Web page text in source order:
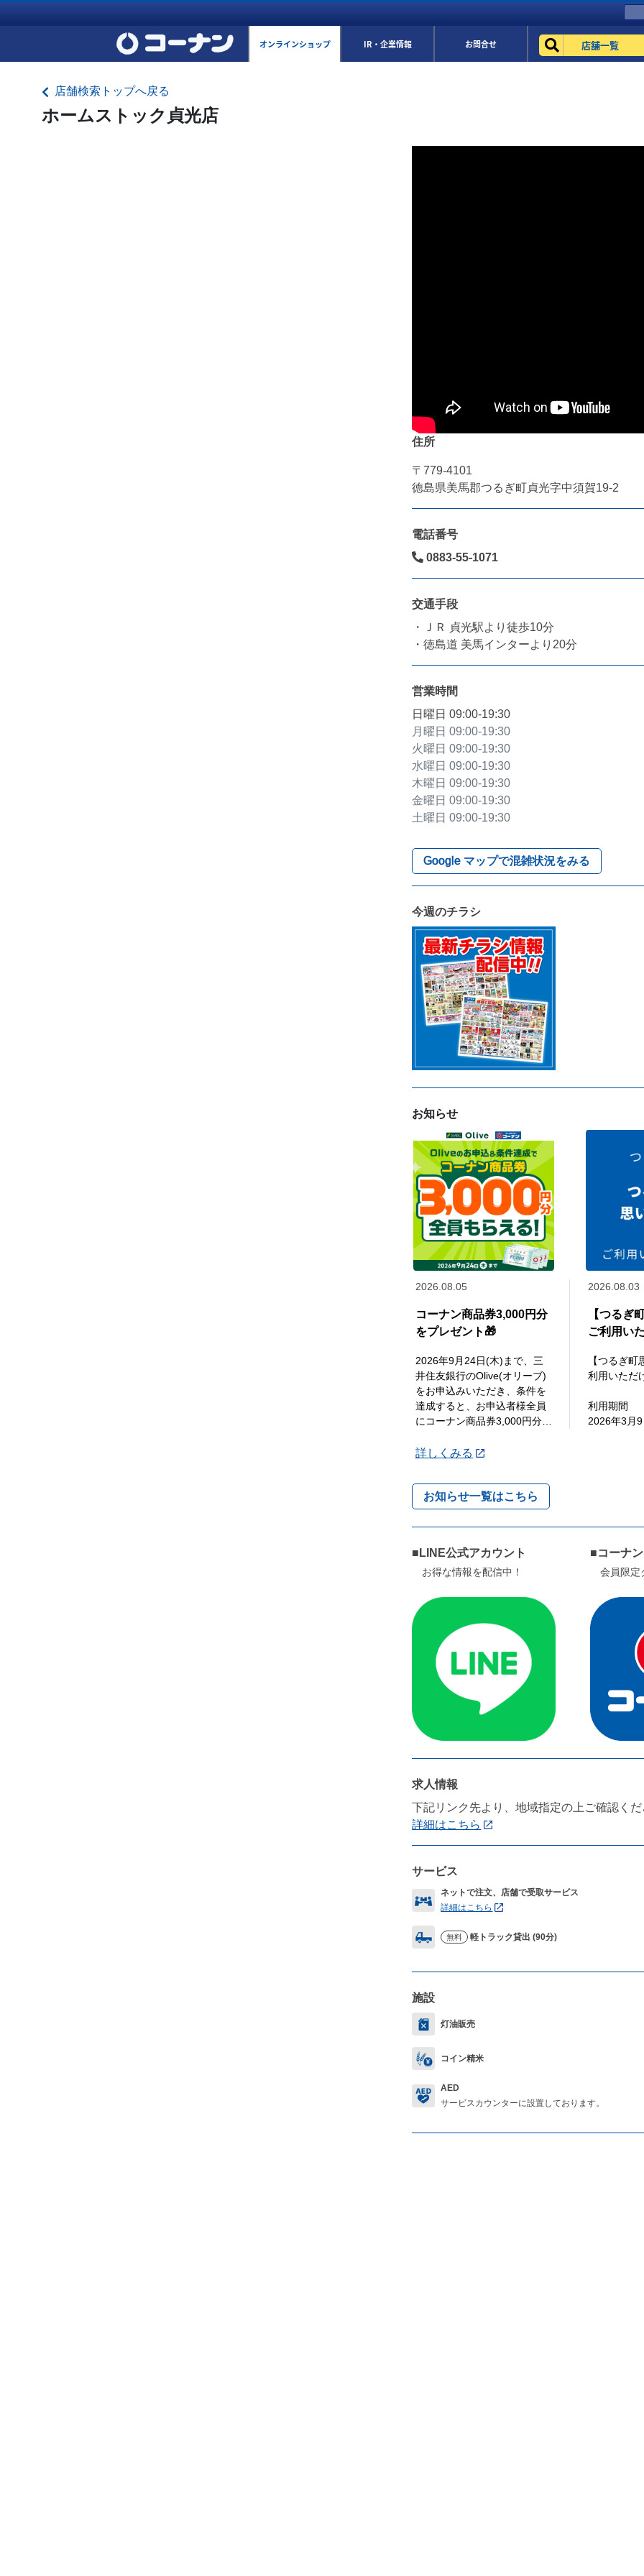
オンラインショップ IR・企業情報 お問合せ 店舗一覧
店舗検索トップへ戻る
ホームストック貞光店
住所
〒779-4101
徳島県美馬郡つるぎ町貞光字中須賀19-2
電話番号
0883-55-1071
交通手段
・ＪＲ 貞光駅より徒歩10分
・徳島道 美馬インターより20分
営業時間
日曜日09:00-19:30
月曜日09:00-19:30
火曜日09:00-19:30
水曜日09:00-19:30
木曜日09:00-19:30
金曜日09:00-19:30
土曜日09:00-19:30
Google マップで混雑状況をみる
今週のチラシ
お知らせ
2026.08.05
コーナン商品券3,000円分
をプレゼント🎁
2026年9月24日(木)まで、三
井住友銀行のOlive(オリーブ)
をお申込みいただき、条件を
達成すると、お申込者様全員
にコーナン商品券3,000円分を
...
詳しくみる
2026.08.03
【つるぎ
ご利用い
【つるぎ
利用いただ
利用期間
2026年3月9
大規模店共
...
お知らせ一覧はこちら
■LINE公式アカウント
お得な情報を配信中！
■コーナ
会員限定
求人情報
下記リンク先より、地域指定の上ご確認く
詳細はこちら
サービス
ネットで注文、店舗で受取サービス
詳細はこちら
無料 軽トラック貸出 (90分)
施設
灯油販売
コイン精米
AED
サービスカウンターに設置しております。